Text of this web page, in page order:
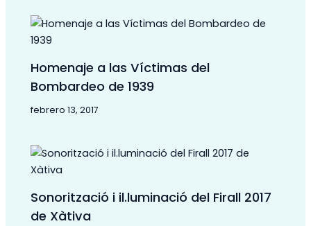
Homenaje a las Víctimas del
Bombardeo de 1939
febrero 13, 2017
Sonorització i il.luminació del Firall 2017
de Xàtiva